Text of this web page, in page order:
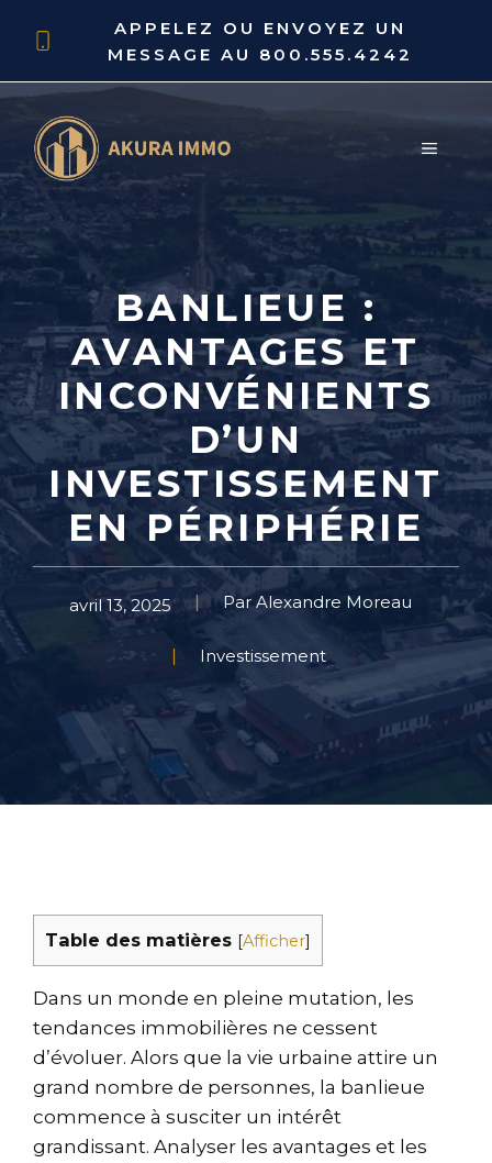
APPELEZ OU ENVOYEZ UN
MESSAGE AU 800.555.4242
MENU
BANLIEUE :
AVANTAGES ET
INCONVÉNIENTS
D’UN
INVESTISSEMENT
EN PÉRIPHÉRIE
avril 13, 2025 Par Alexandre Moreau
Investissement
Table des matières [Afficher]
Dans un monde en pleine mutation, les
tendances immobilières ne cessent
d’évoluer. Alors que la vie urbaine attire un
grand nombre de personnes, la banlieue
commence à susciter un intérêt
grandissant. Analyser les avantages et les